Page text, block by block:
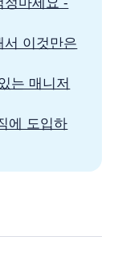
정마세요 -
서 이것만은
는 매니저
에 도입하